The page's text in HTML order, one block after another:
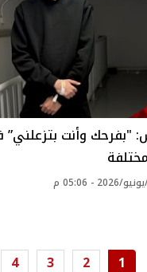
"بفرحك وأنت
1
2
3
4